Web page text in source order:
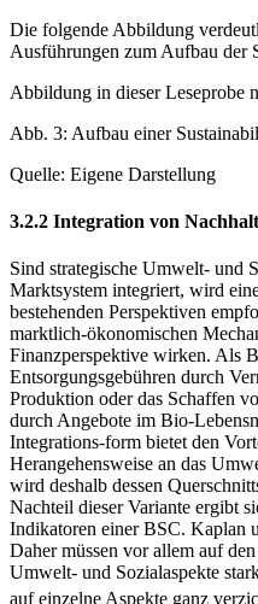
Die folgende Abbildung
Ausführungen zum Aufbau der
Abbildung in dieser Leseprobe
Abb. 3: Aufbau einer
Quelle: Eigene Darstellung
3.2.2 Integration von
Sind strategische Umwelt- und
Marktsystem integriert, wird
bestehenden Perspektiven
marktlich-ökonomischen
Finanzperspektive wirken. Als
Entsorgungsgebühren durch
Produktion oder das Schaffen
durch Angebote im Bio-
Integrations-form bietet den
Herangehensweise an das
wird deshalb dessen
Nachteil dieser Variante ergibt
Indikatoren einer BSC. Kaplan
Daher müssen vor allem auf
Umwelt- und Sozialaspekte
auf einzelne Aspekte ganz